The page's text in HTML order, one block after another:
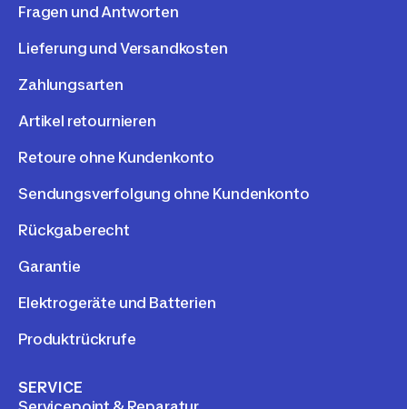
Fragen und Antworten
Lieferung und Versandkosten
Zahlungsarten
Artikel retournieren
Retoure ohne Kundenkonto
Sendungsverfolgung ohne Kundenkonto
Rückgaberecht
Garantie
Elektrogeräte und Batterien
Produktrückrufe
SERVICE